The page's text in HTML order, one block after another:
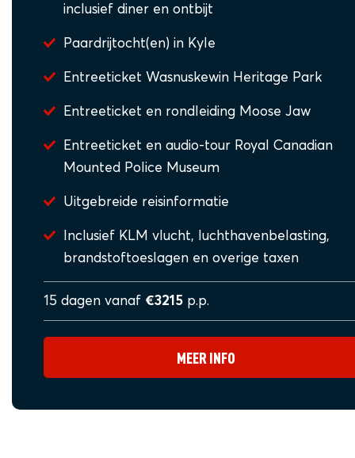
inclusief diner en ontbijt
Paardrijtocht(en) in Kyle
Entreeticket Wasnuskewin Heritage Park
Entreeticket en rondleiding Moose Jaw
Entreeticket en audio-tour Royal Canadian
Mounted Police Museum
Uitgebreide reisinformatie
Inclusief KLM vlucht, luchthavenbelasting,
brandstoftoeslagen en overige taxen
15 dagen vanaf €3215 p.p.
MEER INFO